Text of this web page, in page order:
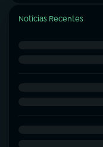
Notícias Recentes